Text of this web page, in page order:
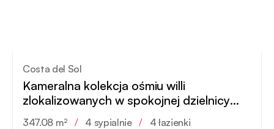
Costa del Sol
Kameralna kolekcja ośmiu willi
zlokalizowanych w spokojnej dzielnicy
Marbelli
347.08 m² / 4 sypialnie / 4 łazienki